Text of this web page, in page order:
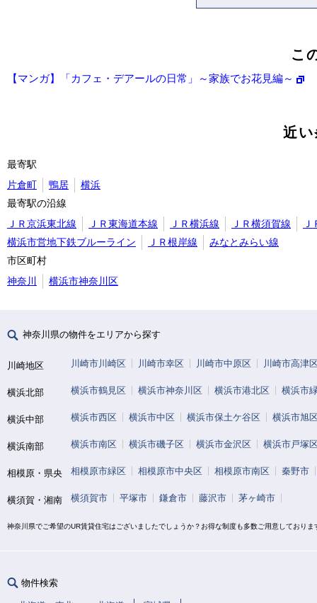
こ
【マンガ】「カフェ・デアールの日常」～家族でお花見編～
近
最寄駅
片倉町
鴨居
横浜
最寄駅の沿線
ＪＲ京浜東北線
ＪＲ東海道本線 ＪＲ横浜線 ＪＲ横須賀線
横浜市営地下鉄ブルーライン
ＪＲ根岸線
みなとみらい線
市区町村
神奈川
横浜市神奈川区
神奈川県の物件をエリアから探す
川崎地区 川崎市川崎区 川崎市幸区 川崎市中原区 川崎市高津
横浜北部 横浜市鶴見区 横浜市神奈川区 横浜市港北区 横浜市
横浜中部 横浜市西区 横浜市中区 横浜市保土ケ谷区 横浜市旭
横浜南部 横浜市南区 横浜市磯子区 横浜市金沢区 横浜市戸塚
相模原・県央 相模原市緑区 相模原市中央区 相模原市南区 秦野市
横須賀・湘南 横須賀市 平塚市 鎌倉市 藤沢市 茅ヶ崎市
神奈川県でご希望のUR賃貸住宅はございましたでしょうか？お得な制度も多数ご用意しており
物件検索